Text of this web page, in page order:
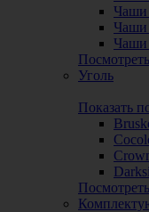
Чаши
Чаши
Чаши
Уголь
Показать